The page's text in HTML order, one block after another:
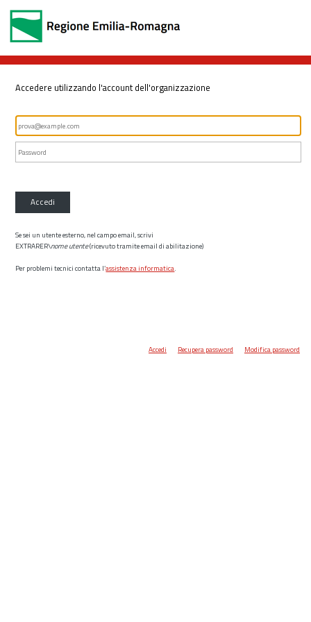
Accedere utilizzando l'account dell'organizzazione
Accedi
Se sei un utente esterno, nel campo email, scrivi
EXTRARER\nome utente(ricevuto tramite email di abilitazione)
Per problemi tecnici contatta l’assistenza informatica.
Accedi Recupera password Modifica password